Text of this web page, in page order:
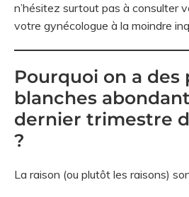
n’hésitez surtout pas à consulter
votre gynécologue à la moindre
Pourquoi on a des
blanches
dernier trimestre
?
La raison (ou plutôt les raisons)